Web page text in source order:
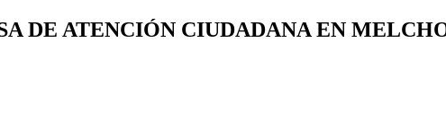
DE ATENCIÓN CIUDADANA EN